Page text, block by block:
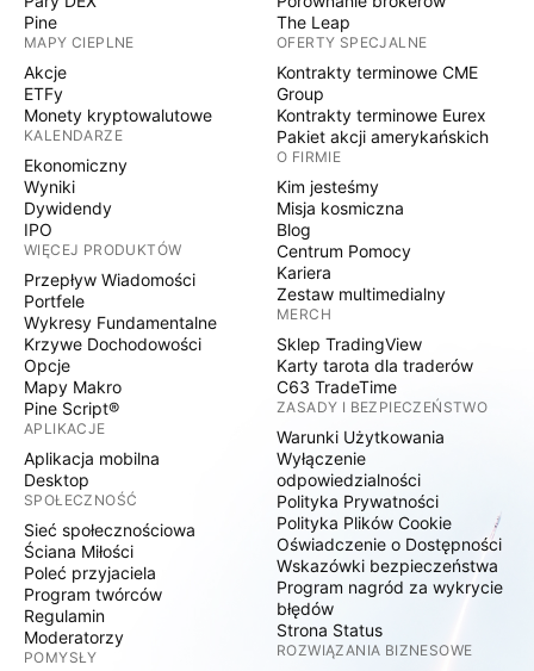
Pine
MAPY CIEPLNE
Akcje
ETFy
Monety kryptowalutowe
KALENDARZE
Ekonomiczny
Wyniki
Dywidendy
IPO
WIĘCEJ PRODUKTÓW
Przepływ Wiadomości
Portfele
Wykresy Fundamentalne
Krzywe Dochodowości
Opcje
Mapy Makro
Pine Script®
APLIKACJE
Aplikacja mobilna
Desktop
SPOŁECZNOŚĆ
Sieć społecznościowa
Ściana Miłości
Poleć przyjaciela
Program twórców
Regulamin
Moderatorzy
POMYSŁY
The Leap
OFERTY SPECJALNE
Kontrakty terminowe CME
Group
Kontrakty terminowe Eurex
Pakiet akcji amerykańskich
O FIRMIE
Kim jesteśmy
Misja kosmiczna
Blog
Centrum Pomocy
Kariera
Zestaw multimedialny
MERCH
Sklep TradingView
Karty tarota dla traderów
C63 TradeTime
ZASADY I BEZPIECZEŃSTWO
Warunki Użytkowania
Wyłączenie
odpowiedzialności
Polityka Prywatności
Polityka Plików Cookie
Oświadczenie o Dostępności
Wskazówki bezpieczeństwa
Program nagród za wykrycie
błędów
Strona Status
ROZWIĄZANIA BIZNESOWE